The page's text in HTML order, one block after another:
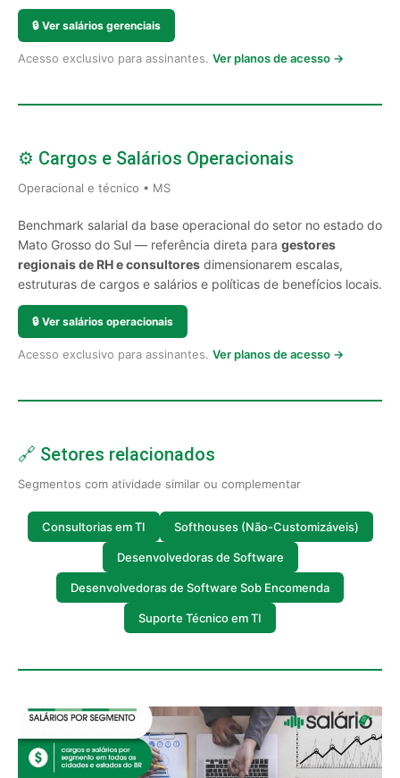
🔒 Ver salários gerenciais
Acesso exclusivo para assinantes. Ver planos de acesso →
⚙️ Cargos e Salários Operacionais
Operacional e técnico • MS
Benchmark salarial da base operacional do setor no estado do
Mato Grosso do Sul — referência direta para gestores
regionais de RH e consultores dimensionarem escalas,
estruturas de cargos e salários e políticas de benefícios locais.
🔒 Ver salários operacionais
Acesso exclusivo para assinantes. Ver planos de acesso →
🔗 Setores relacionados
Segmentos com atividade similar ou complementar
Consultorias em TI Softhouses (Não-Customizáveis)
Desenvolvedoras de Software
Desenvolvedoras de Software Sob Encomenda
Suporte Técnico em TI